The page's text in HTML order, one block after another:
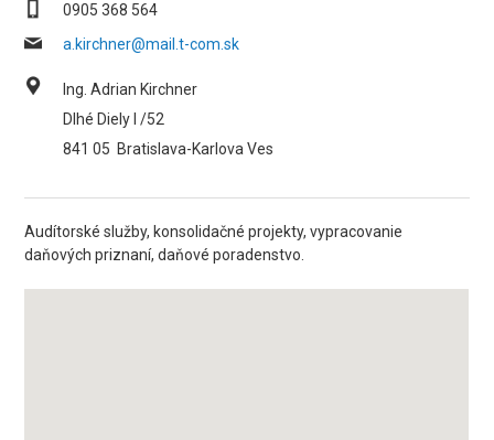
0905 368 564
a.kirchner@mail.t-com.sk
Ing. Adrian Kirchner
Dlhé Diely I /52
841 05 Bratislava-Karlova Ves
Audítorské služby, konsolidačné projekty, vypracovanie
daňových priznaní, daňové poradenstvo.